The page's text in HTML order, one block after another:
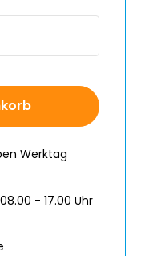
Werktag
- 17.00 Uhr